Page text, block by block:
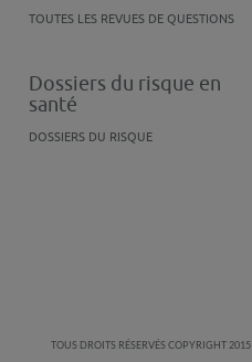
TOUTES LES REVUES DE QUESTIONS
Dossiers du risque en
santé
DOSSIERS DU RISQUE
TOUS DROITS RÉSERVÉS COPYRIGHT 2015